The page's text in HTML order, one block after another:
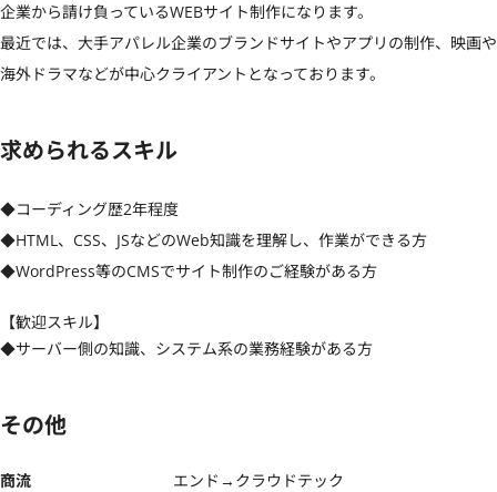
企業から請け負っているWEBサイト制作になります。
最近では、大手アパレル企業のブランドサイトやアプリの制作、映画や
海外ドラマなどが中心クライアントとなっております。
求められるスキル
◆コーディング歴2年程度
◆HTML、CSS、JSなどのWeb知識を理解し、作業ができる方
◆WordPress等のCMSでサイト制作のご経験がある方
【歓迎スキル】
◆サーバー側の知識、システム系の業務経験がある方
その他
商流
エンド→クラウドテック